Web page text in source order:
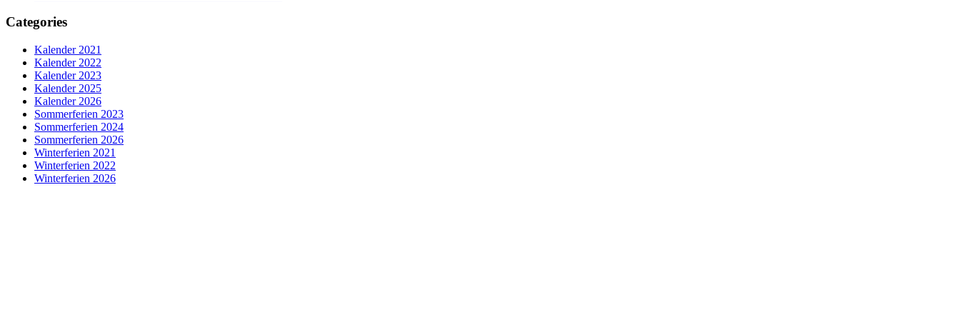
Categories
Kalender 2021
Kalender 2022
Kalender 2023
Kalender 2025
Kalender 2026
Sommerferien 2023
Sommerferien 2024
Sommerferien 2026
Winterferien 2021
Winterferien 2022
Winterferien 2026